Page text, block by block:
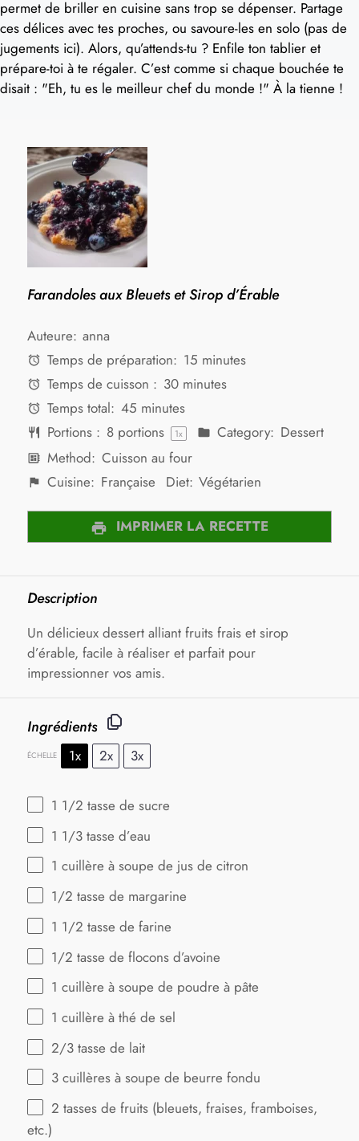
permet de briller en cuisine sans trop se dépenser. Partage
ces délices avec tes proches, ou savoure-les en solo (pas de
jugements ici). Alors, qu’attends-tu ? Enfile ton tablier et
prépare-toi à te régaler. C’est comme si chaque bouchée te
disait : "Eh, tu es le meilleur chef du monde !" À la tienne !
Farandoles aux Bleuets et Sirop d’Érable
Auteure: anna
Temps de préparation: 15 minutes
Temps de cuisson : 30 minutes
Temps total: 45 minutes
Portions : 8portions 1x Category: Dessert
Method: Cuisson au four
Cuisine: Française Diet: Végétarien
IMPRIMER LA RECETTE
Description
Un délicieux dessert alliant fruits frais et sirop
d’érable, facile à réaliser et parfait pour
impressionner vos amis.
Ingrédients
ÉCHELLE 1x 2x 3x
1 1/2 tasse de sucre
1 1/3 tasse d’eau
1 cuillère à soupe de jus de citron
1/2 tasse de margarine
1 1/2 tasse de farine
1/2 tasse de flocons d’avoine
1 cuillère à soupe de poudre à pâte
1 cuillère à thé de sel
2/3 tasse de lait
3 cuillères à soupe de beurre fondu
2 tasses de fruits (bleuets, fraises, framboises,
etc.)